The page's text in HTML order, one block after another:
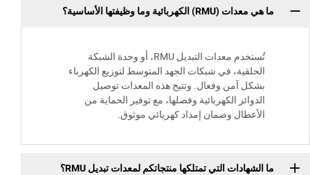
ما هي معدات (RMU) الكهربائية وما وظيفتها الأساسية؟
تُستخدم معدات التبديل RMU، أو وحدة الشبكة
الحلقية، في شبكات الجهد المتوسط لتوزيع الكهرباء
بشكل آمن وفعال. وتتيح هذه المعدات توصيل
الدوائر الكهربائية وفصلها، مع توفير الحماية من
الأعطال وضمان إمداد كهربائي موثوق.
ما الشهادات التي تمتلكها منتجاتكم لمعدات تبديل RMU؟